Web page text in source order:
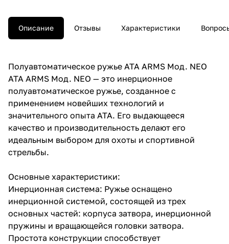
Описание Отзывы Характеристики
Полуавтоматическое ружье ATA ARMS Мод. NEO
ATA ARMS Мод. NEO — это инерционное
полуавтоматическое ружье, созданное с
применением новейших технологий и
значительного опыта ATA. Его выдающееся
качество и производительность делают его
идеальным выбором для охоты и спортивной
стрельбы.
Основные характеристики:
Инерционная система: Ружье оснащено
инерционной системой, состоящей из трех
основных частей: корпуса затвора, инерционной
пружины и вращающейся головки затвора.
Простота конструкции способствует